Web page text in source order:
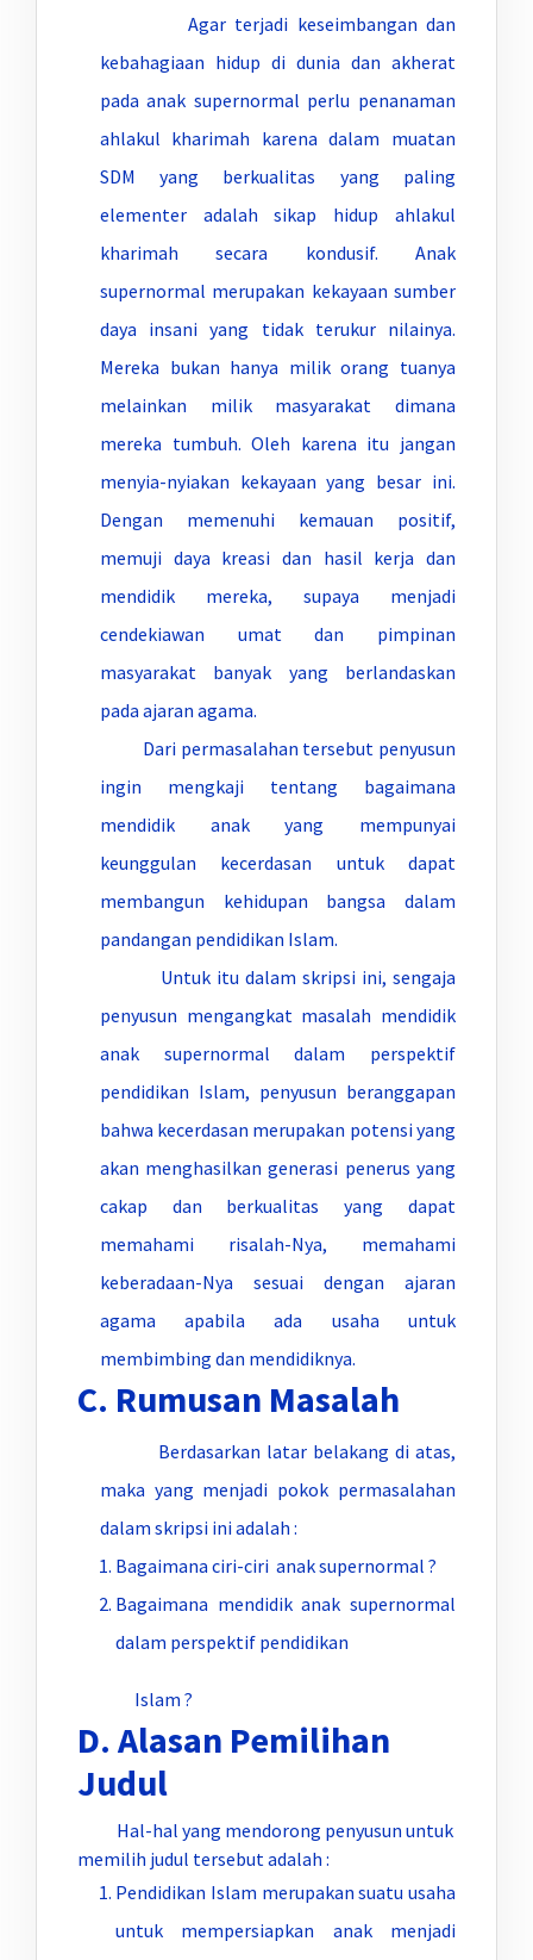
Agar terjadi keseimbangan dan
kebahagiaan hidup di dunia dan akherat
pada anak supernormal perlu penanaman
ahlakul kharimah karena dalam muatan
SDM yang berkualitas yang paling
elementer adalah sikap hidup ahlakul
kharimah secara kondusif. Anak
supernormal merupakan kekayaan sumber
daya insani yang tidak terukur nilainya.
Mereka bukan hanya milik orang tuanya
melainkan milik masyarakat dimana
mereka tumbuh. Oleh karena itu jangan
menyia-nyiakan kekayaan yang besar ini.
Dengan memenuhi kemauan positif,
memuji daya kreasi dan hasil kerja dan
mendidik mereka, supaya menjadi
cendekiawan umat dan pimpinan
masyarakat banyak yang berlandaskan
pada ajaran agama.
Dari permasalahan tersebut penyusun
ingin mengkaji tentang bagaimana
mendidik anak yang mempunyai
keunggulan kecerdasan untuk dapat
membangun kehidupan bangsa dalam
pandangan pendidikan Islam.
Untuk itu dalam skripsi ini, sengaja
penyusun mengangkat masalah mendidik
anak supernormal dalam perspektif
pendidikan Islam, penyusun beranggapan
bahwa kecerdasan merupakan potensi yang
akan menghasilkan generasi penerus yang
cakap dan berkualitas yang dapat
memahami risalah-Nya, memahami
keberadaan-Nya sesuai dengan ajaran
agama apabila ada usaha untuk
membimbing dan mendidiknya.
C. Rumusan Masalah
Berdasarkan latar belakang di atas,
maka yang menjadi pokok permasalahan
dalam skripsi ini adalah :
Bagaimana ciri-ciri anak supernormal ?
Bagaimana mendidik anak supernormal
dalam perspektif pendidikan
Islam ?
D. Alasan Pemilihan
Judul
Hal-hal yang mendorong penyusun untuk
memilih judul tersebut adalah :
Pendidikan Islam merupakan suatu usaha
untuk mempersiapkan anak menjadi